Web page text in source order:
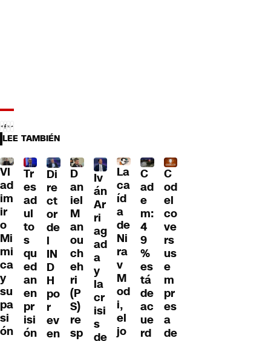
LEE TAMBIÉN
Vl
ad
im
ir
o
Mi
mi
ca
y
su
pa
si
ón
Tr
es
ad
ul
to
s
qu
ed
an
en
pr
isi
ón
Di
re
ct
or
de
l
IN
D
H
po
r
ev
en
D
an
iel
M
an
ou
ch
eh
ri
(P
S)
re
sp
Iv
án
Ar
ri
ag
ad
a
y
la
cr
isi
s
de
La
ca
íd
a
de
Ni
ra
v
M
od
i,
el
jo
C
ad
e
m:
4
9
%
es
tá
de
ac
ue
rd
C
od
el
co
ve
rs
us
e
m
pr
es
a
de